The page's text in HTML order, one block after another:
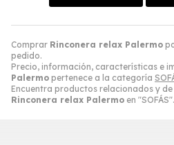
Comprar Rinconera relax Palermo
pedido.
Precio, información, características e
Palermo pertenece a la categoría
Encuentra productos relacionados y
Rinconera relax Palermo en "SOFÁS".